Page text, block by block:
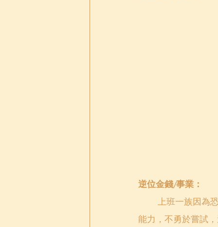
逆位金錢/事業：
上班一族因為
能力，不勇於嘗試